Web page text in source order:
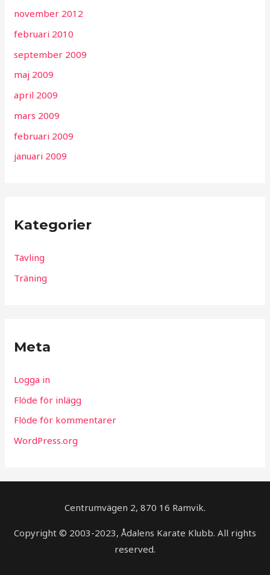
november 2012
februari 2010
september 2009
maj 2009
april 2009
mars 2009
februari 2009
januari 2009
Kategorier
Tävling
Träning
Meta
Logga in
Flöde för inlägg
Flöde för kommentarer
WordPress.org
Centrumvägen 2, 870 16 Ramvik.
Copyright © 2003-2023, Ådalens Karate Klubb. All rights
reserved.